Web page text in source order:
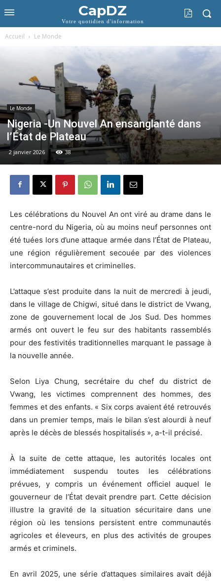
CapDZ
Votre quotidien d'information
Accueil Le Monde
Le Monde
Nigeria -Un Nouvel An ensanglanté dans
l’État de Plateau
2 janvier 2026 38
Les célébrations du Nouvel An ont viré au drame dans le
centre-nord du Nigeria, où au moins neuf personnes ont
été tuées lors d’une attaque armée dans l’État de Plateau,
une région régulièrement secouée par des violences
intercommunautaires et criminelles.
L’attaque s’est produite dans la nuit de mercredi à jeudi,
dans le village de Chigwi, situé dans le district de Vwang,
zone de gouvernement local de Jos Sud. Des hommes
armés ont ouvert le feu sur des habitants rassemblés
pour des festivités traditionnelles marquant le passage à
la nouvelle année.
Selon Liya Chung, secrétaire du chef du district de
Vwang, les victimes comprennent des hommes, des
femmes et des enfants. « Six corps avaient été retrouvés
dans un premier temps, mais le bilan s’est alourdi à neuf
après le décès de blessés hospitalisés », a-t-il précisé.
À la suite de cette attaque, les autorités locales ont
immédiatement suspendu toutes les célébrations
prévues, y compris un événement officiel auquel le
gouverneur de l’État devait prendre part. Cette décision
illustre la gravité de la situation sécuritaire dans une
région où les tensions persistent entre communautés
agricoles et éleveurs, en plus des activités de groupes
armés et criminels.
En avril 2025, une série d’attaques similaires avait déjà